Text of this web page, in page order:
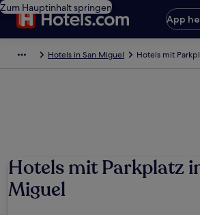
Zum Hauptinhalt springen
App
Hotels in San Miguel Hotels mit
Hotels mit Parkplatz
Miguel